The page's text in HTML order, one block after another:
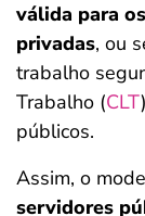
válida para
privadas, ou
trabalho
Trabalho (CLT
públicos.
Assim, o
servidores